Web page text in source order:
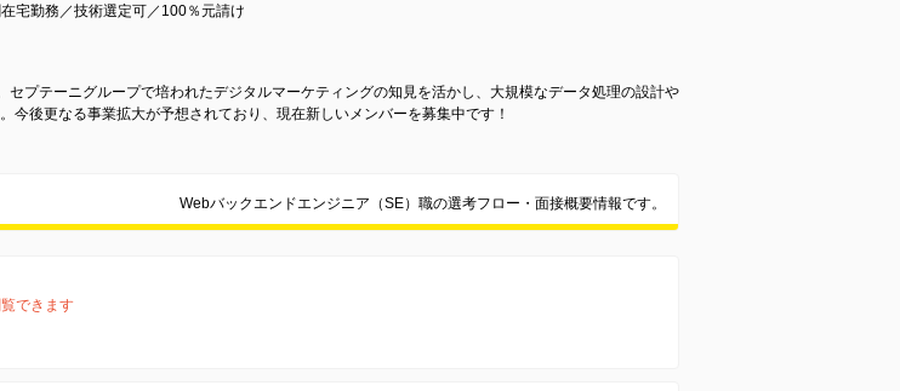
宅勤務／技術選定可／100％元請け
プテーニグループで培われたデジタルマーケティングの知見を活かし、大規模なデータ処理の設計や
後更なる事業拡大が予想されており、現在新しいメンバーを募集中です！
Webバックエンドエンジニア（SE）職の選考フロー・面接概要情報です。
できます